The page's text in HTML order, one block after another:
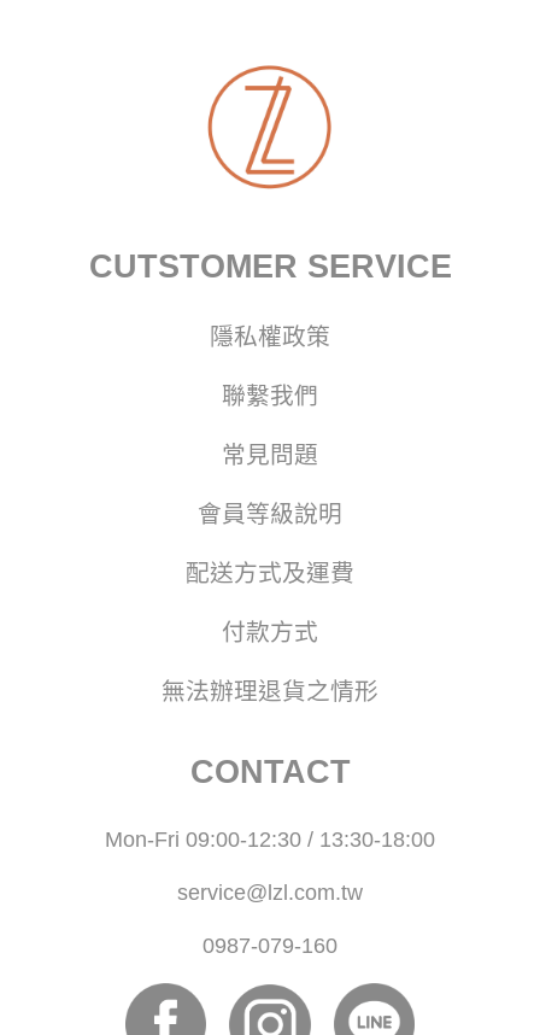
CUTSTOMER SERVICE
隱私權政策
聯繫我們
常見問題
會員等級說明
配送方式及運費
付款方式
無法辦理退貨之情形
CONTACT
Mon-Fri 09:00-12:30 / 13:30-18:00
service@lzl.com.tw
0987-079-160